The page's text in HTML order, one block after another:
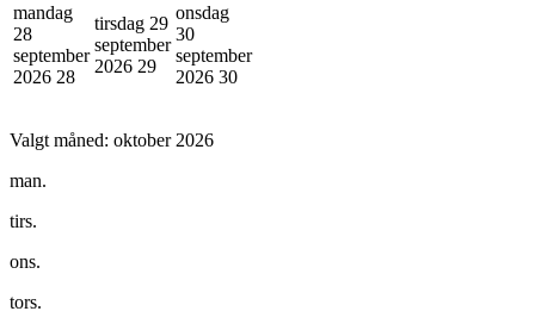
mandag
28
september
2026 28
tirsdag 29
september
2026 29
onsdag
30
september
2026 30
Valgt måned: oktober 2026
man.
tirs.
ons.
tors.